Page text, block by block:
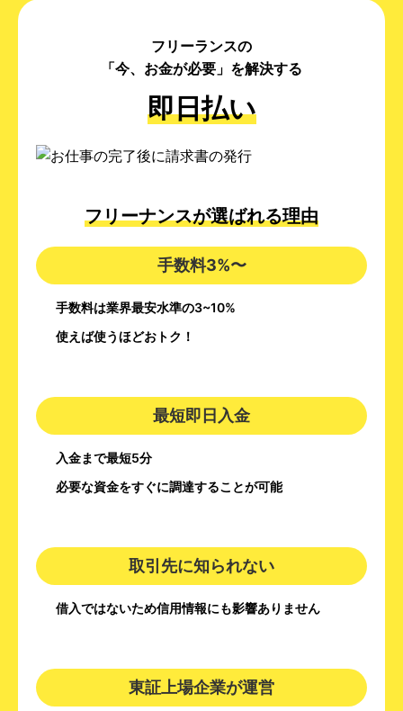
フリーランスの
「今、お金が必要」を解決する
即日払い
フリーナンスが選ばれる理由
手数料3%〜
手数料は業界最安水準の3~10%
使えば使うほどおトク！
最短即日入金
入金まで最短5分
必要な資金をすぐに調達することが可能
取引先に知られない
借入ではないため信用情報にも影響ありません
東証上場企業が運営